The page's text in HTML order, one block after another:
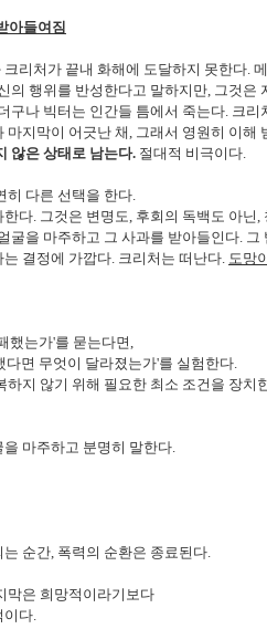
아들여짐
크리처가 끝내 화해에 도달하지 못한다.
의 행위를 반성한다고 말하지만, 그것은
구나 빅터는 인간들 틈에서 죽는다. 크리
마지막이 어긋난 채, 그래서 영원히 이해
않은 상태로 남는다. 절대적 비극이다.
히 다른 선택을 한다.
한다. 그것은 변명도, 후회의 독백도 아닌,
굴을 마주하고 그 사과를 받아들인다. 그
결정에 가깝다. 크리처는 떠난다. 도망
했는가'를 묻는다면,
다면 무엇이 달라졌는가'를 실험한다.
하지 않기 위해 필요한 최소 조건을 장치
마주하고 분명히 말한다.
는 순간, 폭력의 순환은 종료된다.
막은 희망적이라기보다
이다.